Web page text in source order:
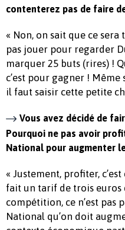
contenterez pas de faire
« Non, on sait que ce
pas jouer pour regarder
marquer 25 buts (rires) !
c’est pour gagner ! Même
il faut saisir cette petite
Vous avez décidé de
Pourquoi ne pas avoir
National pour augmenter
« Justement, profiter,
fait un tarif de trois euros
compétition, ce n’est pas
National qu’on doit